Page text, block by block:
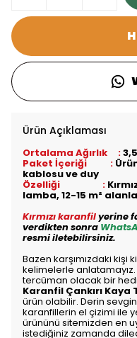
Ürün Açıklaması
Ortalama Ağırlık :
Paket İçeriği :
kablosu ve duy
Özelliği :
lamba, 12-15 m²
Kırmızı karanfilyerine
verdikten sonra
resmi iletebilirsiniz.
Bazen karşımızdaki kişi
kelimelerle
tercüman olacak bir
Karanfil Çankırı Kaya
ürün olabilir. Derin
karanfillerin el çizimi ile
ürününü sitemizden en
istediğiniz zamanda